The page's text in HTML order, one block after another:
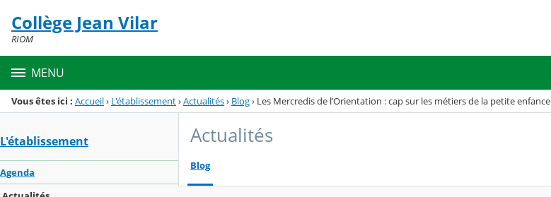
Menu de la rubrique
Contenu
Collège Jean Vilar
RIOM
MENU
Vous êtes ici : Accueil› L'établissement›Actualités› Blog› Les Mercredis de l’Orientation : cap sur les métiers de la petite enfance
L'établissement
Agenda
Actualités
Blog